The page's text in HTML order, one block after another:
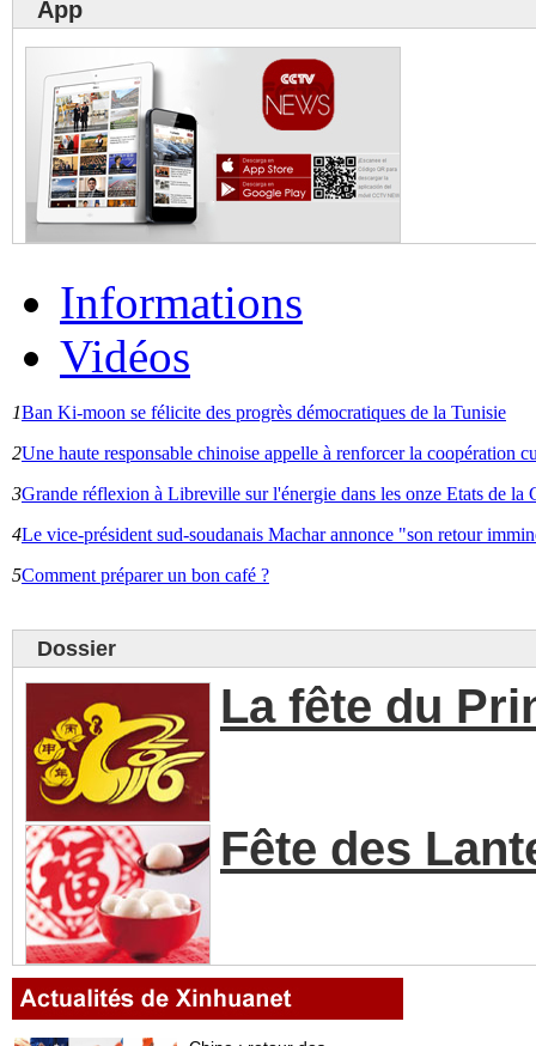
App
Informations
Vidéos
1Ban Ki-moon se félicite des progrès démocratiques de la Tunisie
2Une haute responsable chinoise appelle à renforcer la coopération
3Grande réflexion à Libreville sur l'énergie dans les onze Etats de la
4Le vice-président sud-soudanais Machar annonce "son retour
5Comment préparer un bon café ?
Dossier
La fête du
Fête des